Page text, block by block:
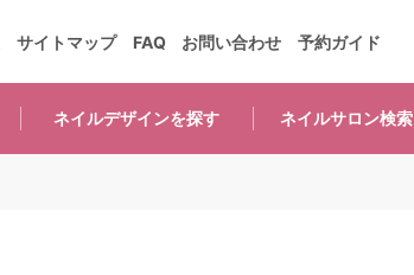
ネイルデザインを探す ネイルサロン検索
サイトマップ FAQ お問い合わせ 予約ガイド